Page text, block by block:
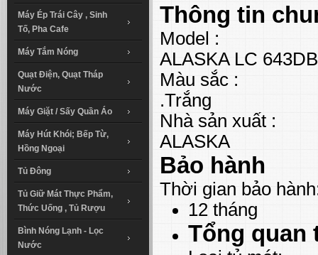
Máy Ép Trái Cây , Sinh
Tố, Pha Cafe
Máy Tắm Nóng
Quạt Điện, Quạt Tháp
Nước
Máy Giặt / Sấy Quần Áo
Máy Hút Khói; Bếp Từ,
Hồng Ngoại
Tủ Đông
Tủ Giữ Mát Thực Phẩm,
Thức Uống , Tủ Rượu
Bình Nóng Lạnh - Lọc
Nước
Thông tin
Model :
ALASKA LC 643DB
Màu sắc :
.Trắng
Nhà sản xuất :
ALASKA
Bảo hành
Thời gian bảo
12 tháng
Tổng quan